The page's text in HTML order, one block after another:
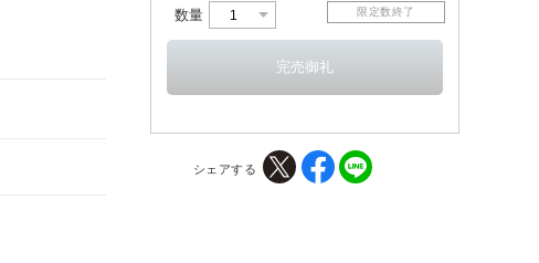
数量 限定数終了
シェアする